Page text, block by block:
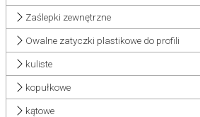
Zaślepki zewnętrzne
Owalne zatyczki plastikowe do profili
kuliste
kopułkowe
kątowe